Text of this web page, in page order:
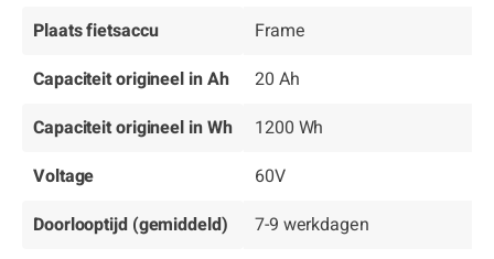
Plaats fietsaccu
Frame
Capaciteit origineel in Ah
20 Ah
Capaciteit origineel in Wh
1200 Wh
Voltage
60V
Doorlooptijd (gemiddeld)
7-9 werkdagen